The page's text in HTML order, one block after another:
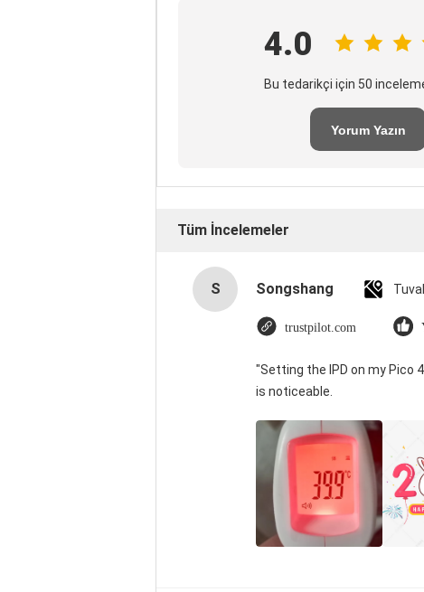
4.0
Bu tedarikçi için 50
Yorum Yazın
Tüm İncelemeler
S Songshang
trustpilot.com
"Setting the IPD on my Pico
is noticeable.